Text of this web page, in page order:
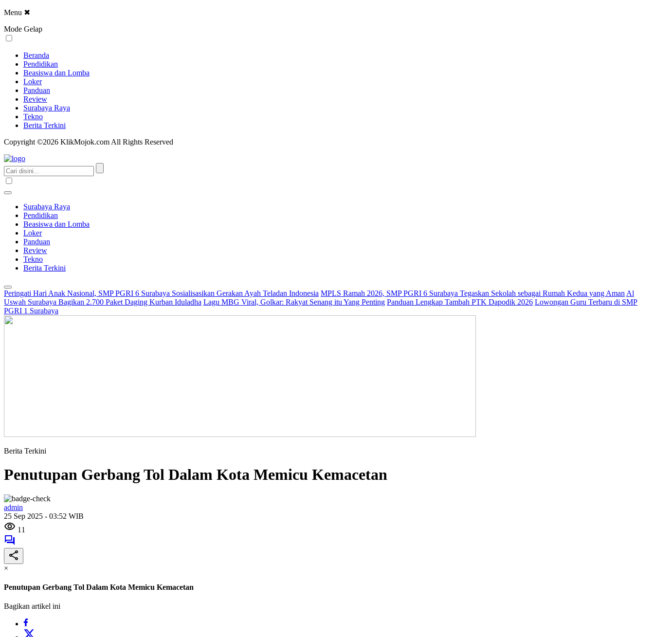
Menu ✖
Mode Gelap
Beranda
Pendidikan
Beasiswa dan Lomba
Loker
Panduan
Review
Surabaya Raya
Tekno
Berita Terkini
Copyright ©2026 KlikMojok.com All Rights Reserved
Surabaya Raya
Pendidikan
Beasiswa dan Lomba
Loker
Panduan
Review
Tekno
Berita Terkini
Peringati Hari Anak Nasional, SMP PGRI 6 Surabaya Sosialisasikan Gerakan Ayah Teladan Indonesia MPLS Ramah 2026, SMP PGRI 6 Surabaya Tegaskan Sekolah sebagai Rumah Kedua yang Aman Al
Uswah Surabaya Bagikan 2.700 Paket Daging Kurban Iduladha Lagu MBG Viral, Golkar: Rakyat Senang itu Yang Penting Panduan Lengkap Tambah PTK Dapodik 2026 Lowongan Guru Terbaru di SMP
PGRI 1 Surabaya
Berita Terkini
Penutupan Gerbang Tol Dalam Kota Memicu Kemacetan
admin
25 Sep 2025 - 03:52 WIB
11
×
Penutupan Gerbang Tol Dalam Kota Memicu Kemacetan
Bagikan artikel ini